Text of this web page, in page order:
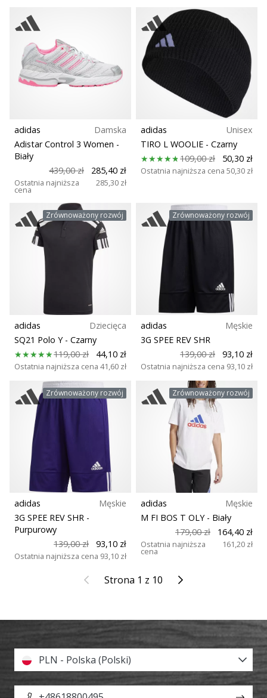
adidas
Damska
Adistar Control 3 Women -
Biały
439,00 zł
285,40 zł
Ostatnia najniższa
cena
285,30 zł
adidas
Unisex
TIRO L WOOLIE - Czarny
109,00 zł
50,30 zł
Ostatnia najniższa cena 50,30 zł
Zrównoważony rozwój
adidas
Dziecięca
SQ21 Polo Y - Czarny
119,00 zł
44,10 zł
Ostatnia najniższa cena 41,60 zł
Zrównoważony rozwój
adidas
Męskie
3G SPEE REV SHR
139,00 zł
93,10 zł
Ostatnia najniższa cena 93,10 zł
Zrównoważony rozwój
adidas
Męskie
3G SPEE REV SHR -
Purpurowy
139,00 zł
93,10 zł
Ostatnia najniższa cena 93,10 zł
Zrównoważony rozwój
adidas
Męskie
M FI BOS T OLY - Biały
179,00 zł
164,40 zł
Ostatnia najniższa
cena
161,20 zł
Poprzedni
Strona 1 z 10 Kolejny
PLN - Polska (Polski)